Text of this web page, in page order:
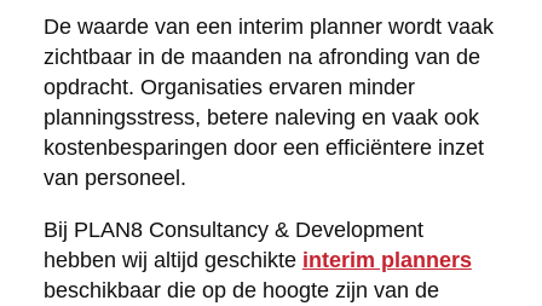
De waarde van een interim planner wordt vaak
zichtbaar in de maanden na afronding van de
opdracht. Organisaties ervaren minder
planningsstress, betere naleving en vaak ook
kostenbesparingen door een efficiëntere inzet
van personeel.
Bij PLAN8 Consultancy & Development
hebben wij altijd geschikte interim planners
beschikbaar die op de hoogte zijn van de